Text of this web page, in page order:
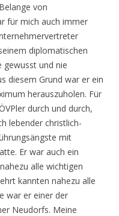
von
für mich auch immer
diplomatischen
gewusst und nie
diesem Grund war er ein
herauszuholen. Für
durch und durch,
lebender christlich-
mit
Er war auch ein
alle wichtigen
kannten nahezu alle
war er einer der
Neudorfs. Meine